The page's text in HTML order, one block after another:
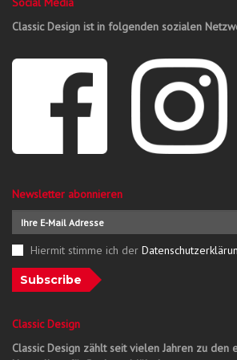
Classic Design ist in folgenden sozialen
Newsletter abonnieren
Hiermit stimme ich der
Subscribe
Classic Design
Classic Design zählt seit vielen Jahren zu den